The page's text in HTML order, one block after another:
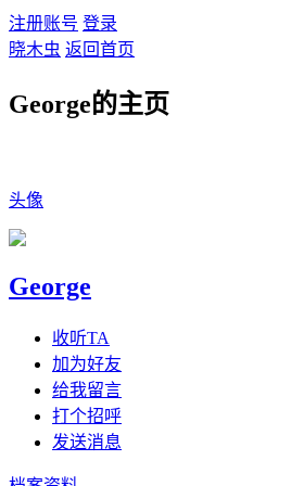
注册账号 登录
晓木虫 返回首页
George的主页
头像
George
收听TA
加为好友
给我留言
打个招呼
发送消息